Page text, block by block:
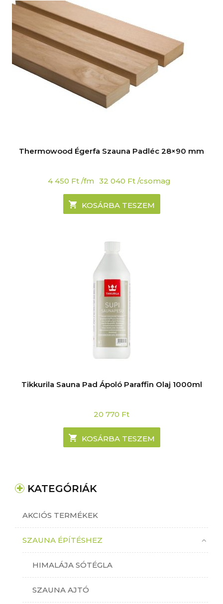
Thermowood Égerfa Szauna Padléc 28×90 mm
4 450 Ft /fm 32 040 Ft /csomag
KOSÁRBA TESZEM
Tikkurila Sauna Pad Ápoló Paraffin Olaj 1000ml
20 770 Ft
KOSÁRBA TESZEM
KATEGÓRIÁK
AKCIÓS TERMÉKEK
SZAUNA ÉPÍTÉSHEZ
HIMALÁJA SÓTÉGLA
SZAUNA AJTÓ